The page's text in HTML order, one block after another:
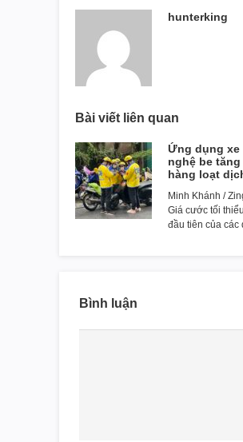
hunterking
Bài viết liên quan
Ứng dụng xe
nghệ be tăng
hàng loạt
Minh Khánh /
Giá cước tối
đầu tiên của các
Bình luận